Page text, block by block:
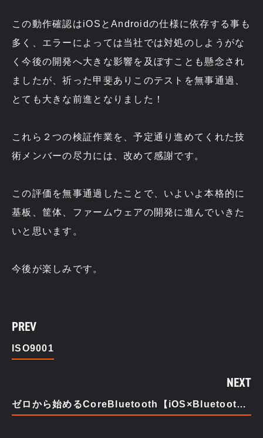
この動作確認はiOSとAndroidの仕様に依存する事も
多く、エラーによっては当社では対処のしようがな
く今後の開発へ大きな影響を及ぼすことも懸念され
ましたが、祈った甲斐ありこのテストを無事通過、
とても大きな前進となりました！
これら２つの検証作業を、予定通り進めてくれた技
術メンバーの尽力には、改めて感謝です。
この評価を無事通過したことで、いよいよ本格的に
基板、筐体、ファームウェアの開発に進んでいきた
いと思います。
今後が楽しみです。
PREV
ISO9001
NEXT
ゼロから始めるCoreBluetooth【iOS×​Bluetooth® LE】